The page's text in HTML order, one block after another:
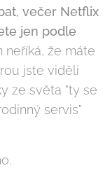
večer Netflix
jen podle
neříká, že máte
jste viděli
ze světa "ty se
servis"